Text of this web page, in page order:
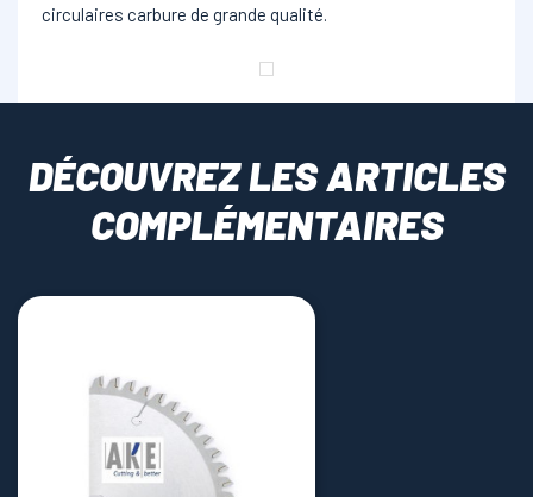
circulaires carbure de grande qualité.
DÉCOUVREZ LES ARTICLES
COMPLÉMENTAIRES